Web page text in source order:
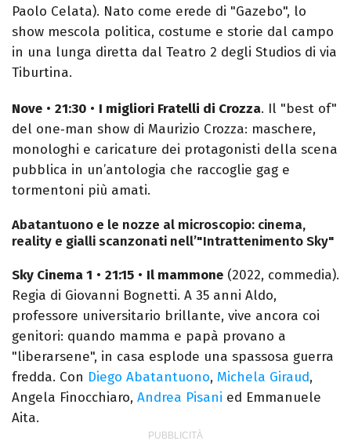
Paolo Celata). Nato come erede di "Gazebo", lo
show mescola politica, costume e storie dal campo
in una lunga diretta dal Teatro 2 degli Studios di via
Tiburtina.
Nove • 21:30 • I migliori Fratelli di Crozza. Il "best of"
del one‑man show di Maurizio Crozza: maschere,
monologhi e caricature dei protagonisti della scena
pubblica in un’antologia che raccoglie gag e
tormentoni più amati.
Abatantuono e le nozze al microscopio: cinema,
reality e gialli scanzonati nell’"Intrattenimento Sky"
Sky Cinema 1 • 21:15 • Il mammone (2022, commedia).
Regia di Giovanni Bognetti. A 35 anni Aldo,
professore universitario brillante, vive ancora coi
genitori: quando mamma e papà provano a
"liberarsene", in casa esplode una spassosa guerra
fredda. Con Diego Abatantuono, Michela Giraud,
Angela Finocchiaro, Andrea Pisani ed Emmanuele
Aita.